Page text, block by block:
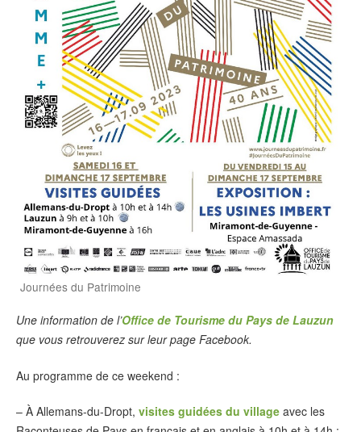
Journées du Patrimoine
Une information de l’Office de Tourisme du Pays de Lauzun
que vous retrouverez sur leur page Facebook.
Au programme de ce weekend :
– À Allemans-du-Dropt, visites guidées du village avec les